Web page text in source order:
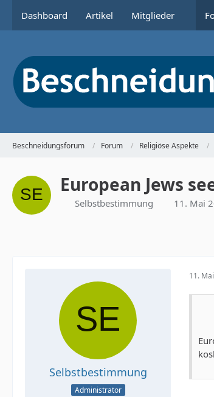
Dashboard Artikel Mitglieder
Beschneidungsforum Forum Religiöse Aspekte
European Jews
Selbstbestimmung 11. Mai
Selbstbestimmung
Administrator
11.